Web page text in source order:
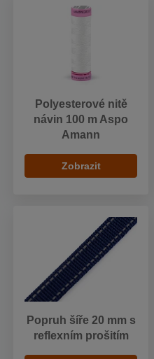
Polyesterové nitě
návin 100 m Aspo
Amann
Zobrazit
Popruh šíře 20 mm s
reflexním prošitím